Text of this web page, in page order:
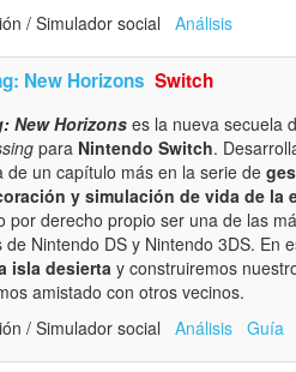
/ Simulador social Análisis
New Horizons Switch
New Horizons es la nueva secuela
para Nintendo Switch.
de un capítulo más en la serie de
y simulación de vida de la
por derecho propio ser una de las
Nintendo DS y Nintendo 3DS. En
isla desierta y construiremos
amistado con otros vecinos.
/ Simulador social Análisis Guía